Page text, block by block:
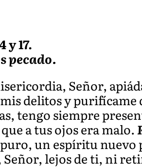
y 17.
pecado.
Señor,
delitos y purifícame
tengo siempre
a tus ojos era malo.
un espíritu
lejos de ti, ni